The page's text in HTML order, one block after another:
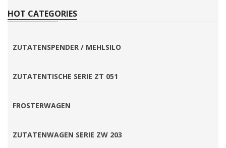
HOT CATEGORIES
ZUTATENSPENDER / MEHLSILO
ZUTATENTISCHE SERIE ZT 051
FROSTERWAGEN
ZUTATENWAGEN SERIE ZW 203